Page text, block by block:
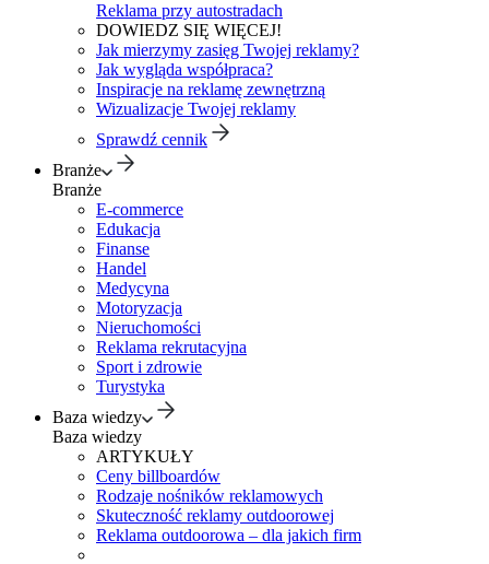
Reklama przy autostradach
DOWIEDZ SIĘ WIĘCEJ!
Jak mierzymy zasięg Twojej reklamy?
Jak wygląda współpraca?
Inspiracje na reklamę zewnętrzną
Wizualizacje Twojej reklamy
Sprawdź cennik
Branże
Branże
E-commerce
Edukacja
Finanse
Handel
Medycyna
Motoryzacja
Nieruchomości
Reklama rekrutacyjna
Sport i zdrowie
Turystyka
Baza wiedzy
Baza wiedzy
ARTYKUŁY
Ceny billboardów
Rodzaje nośników reklamowych
Skuteczność reklamy outdoorowej
Reklama outdoorowa – dla jakich firm